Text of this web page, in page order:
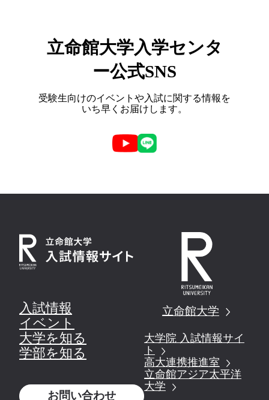
立命館大学入学センタ
ー公式SNS
受験生向けのイベントや入試に関する情報を
いち早くお届けします。
入試情報
イベント
大学を知る
学部を知る
お問い合わせ
立命館大学
大学院 入試情報サイ
ト
高大連携推進室
立命館アジア太平洋
大学